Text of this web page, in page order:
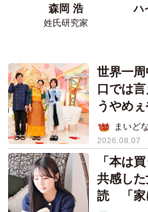
森岡 浩
姓氏研究家
ハ
世界一
口では
うやめ
ん】まいど
2026.08.07
「本は
共感し
読 「家